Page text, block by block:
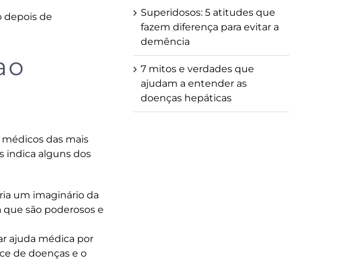
depois de
das mais
indica alguns dos
um imaginário da
são poderosos e
ajuda médica por
de doenças e o
Superidosos: 5 atitudes que
fazem diferença para evitar a
demência
7 mitos e verdades que
ajudam a entender as
doenças hepáticas